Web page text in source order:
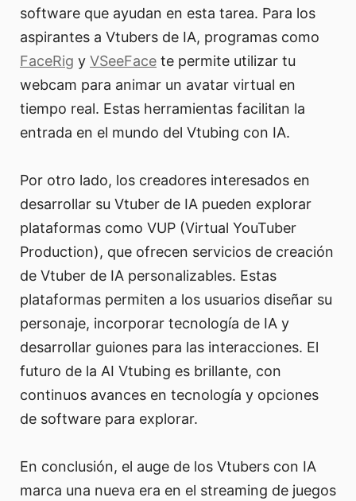
software que ayudan en esta tarea. Para los
aspirantes a Vtubers de IA, programas como
FaceRig y VSeeFace te permite utilizar tu
webcam para animar un avatar virtual en
tiempo real. Estas herramientas facilitan la
entrada en el mundo del Vtubing con IA.
Por otro lado, los creadores interesados en
desarrollar su Vtuber de IA pueden explorar
plataformas como VUP (Virtual YouTuber
Production), que ofrecen servicios de creación
de Vtuber de IA personalizables. Estas
plataformas permiten a los usuarios diseñar su
personaje, incorporar tecnología de IA y
desarrollar guiones para las interacciones. El
futuro de la AI Vtubing es brillante, con
continuos avances en tecnología y opciones
de software para explorar.
En conclusión, el auge de los Vtubers con IA
marca una nueva era en el streaming de juegos